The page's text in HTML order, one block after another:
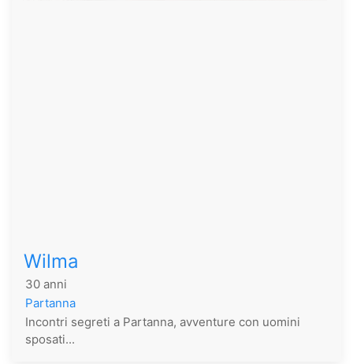
Wilma
30 anni
Partanna
Incontri segreti a Partanna, avventure con uomini
sposati...